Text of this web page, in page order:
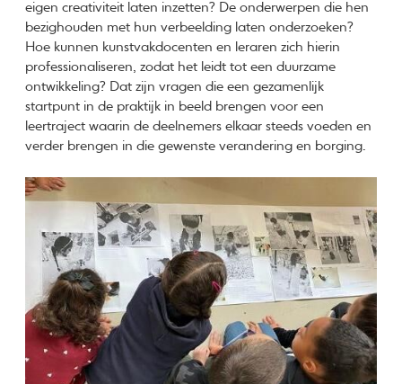
eigen creativiteit laten inzetten? De onderwerpen die hen
bezighouden met hun verbeelding laten onderzoeken?
Hoe kunnen kunstvakdocenten en leraren zich hierin
professionaliseren, zodat het leidt tot een duurzame
ontwikkeling? Dat zijn vragen die een gezamenlijk
startpunt in de praktijk in beeld brengen voor een
leertraject waarin de deelnemers elkaar steeds voeden en
verder brengen in die gewenste verandering en borging.